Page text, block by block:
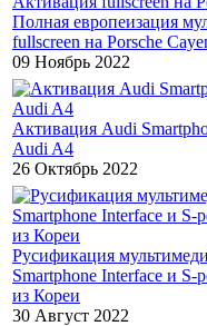
Полная европеизация
fullscreen на Porsche
09 Ноябрь 2022
Активация Audi
Audi A4
26 Октябрь 2022
Русификация
Smartphone Interface и
из Кореи
30 Август 2022